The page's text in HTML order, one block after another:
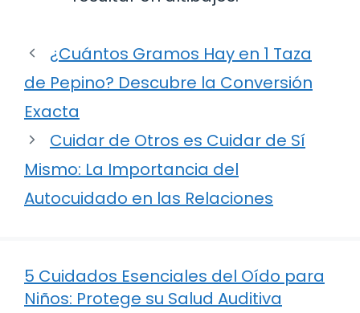
¿Cuántos Gramos Hay en 1 Taza
de Pepino? Descubre la Conversión
Exacta
Cuidar de Otros es Cuidar de Sí
Mismo: La Importancia del
Autocuidado en las Relaciones
5 Cuidados Esenciales del Oído para
Niños: Protege su Salud Auditiva